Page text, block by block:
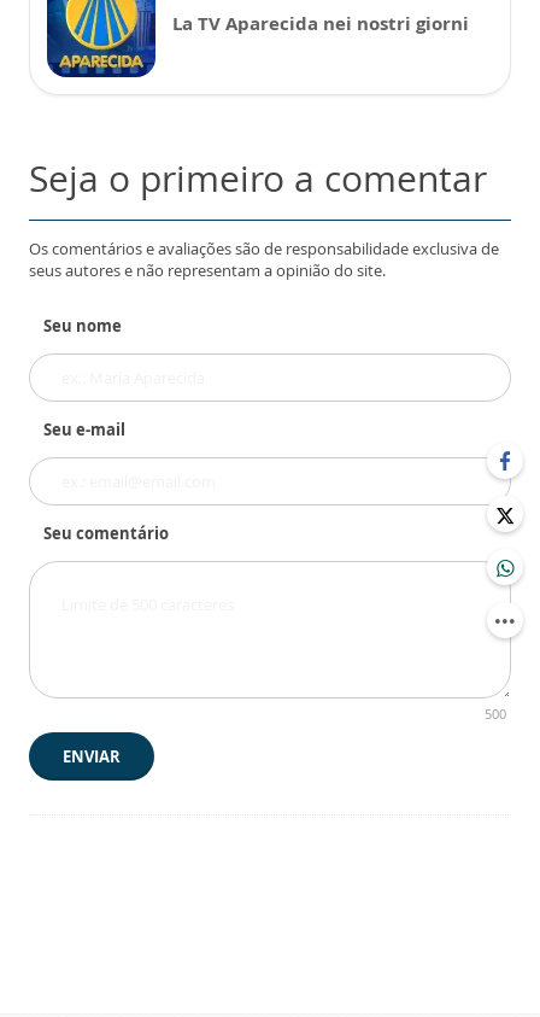
La TV Aparecida nei nostri giorni
Seja o primeiro a comentar
Os comentários e avaliações são de responsabilidade exclusiva de
seus autores e não representam a opinião do site.
Seu nome
Seu e-mail
Seu comentário
500
ENVIAR